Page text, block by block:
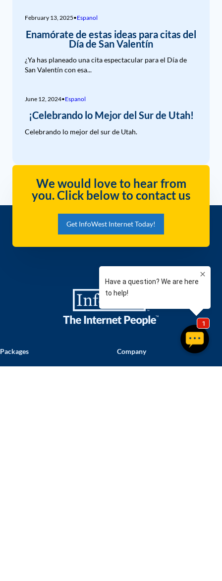
February 13, 2025•Espanol
Enamórate de estas ideas para citas del
Día de San Valentín
¿Ya has planeado una cita espectacular para el Día de
San Valentín con esa...
June 12, 2024•Espanol
¡Celebrando lo Mejor del Sur de Utah!
Celebrando lo mejor del sur de Utah.
We would love to hear from
you. Click below to contact us
Get InfoWest Internet Today!
Packages Company